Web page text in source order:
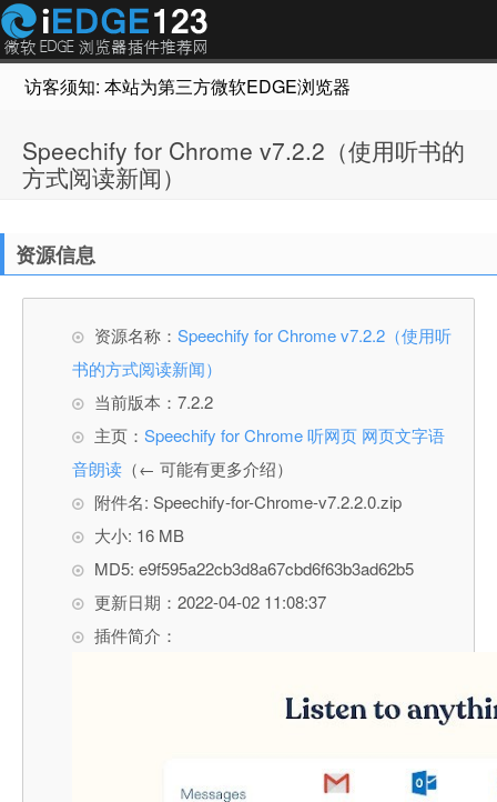
访客须知: 本站为第三方微软EDGE浏览器插件推荐网站，
Speechify for Chrome v7.2.2（使用听书的
方式阅读新闻）
资源信息
资源名称： Speechify for Chrome v7.2.2（使用听
书的方式阅读新闻）
当前版本：7.2.2
主页： Speechify for Chrome 听网页 网页文字语
音朗读 （← 可能有更多介绍）
附件名: Speechify-for-Chrome-v7.2.2.0.zip
大小: 16 MB
MD5: e9f595a22cb3d8a67cbd6f63b3ad62b5
更新日期：2022-04-02 11:08:37
插件简介：